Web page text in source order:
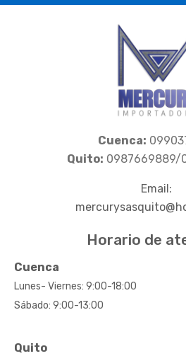
Cuenca:
Quito: 0987669889/
Email:
Horario de
Cuenca
Lunes- Viernes: 9:00-18:00
Sábado: 9:00-13:00
Quito